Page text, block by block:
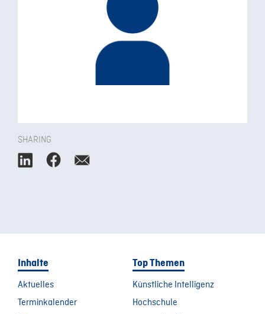
SHARING
Inhalte
Aktuelles
Terminkalender
Top Themen
Künstliche Intelligenz
Hochschule